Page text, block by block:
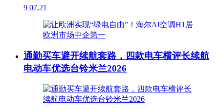
9 07.21
通勤买车避开续航套路，四款电车横评长续航
电动车优选台铃米兰2026